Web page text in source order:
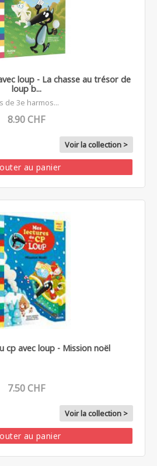
loup - La chasse au trésor de
loup b...
de 3e harmos...
8.90 CHF
Voir la collection >
au panier
cp avec loup - Mission noël
7.50 CHF
Voir la collection >
au panier